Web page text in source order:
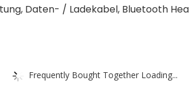
Daten- / Ladekabel, Bluetooth
Frequently Bought Together Loading...